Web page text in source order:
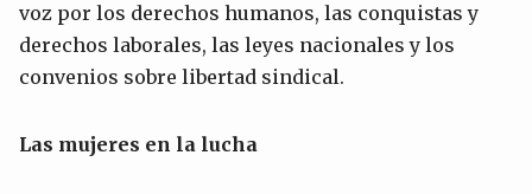
voz por los derechos humanos, las conquistas y
derechos laborales, las leyes nacionales y los
convenios sobre libertad sindical.
Las mujeres en la lucha